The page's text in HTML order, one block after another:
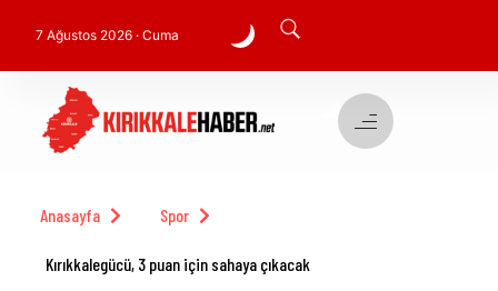
7 Ağustos 2026 · Cuma
Anasayfa Spor
Kırıkkalegücü, 3 puan için sahaya çıkacak